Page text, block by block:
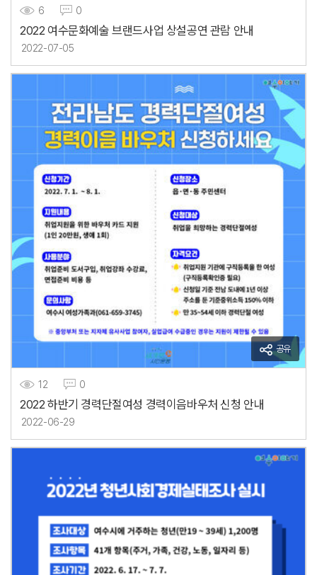
6 0
2022 여수문화예술 브랜드사업 상설공연 관람 안내
2022-07-05
공유
12 0
2022 하반기 경력단절여성 경력이음바우처 신청 안내
2022-06-29